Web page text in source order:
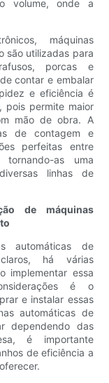
volume, onde a
máquinas
são utilizadas para
porcas e
contar e embalar
e eficiência é
pois permite maior
mão de obra. A
de contagem e
perfeitas entre
tornando-as uma
linhas de
de máquinas
automáticas de
há várias
implementar essa
é o
e instalar essas
automáticas de
dependendo das
é importante
de eficiência a